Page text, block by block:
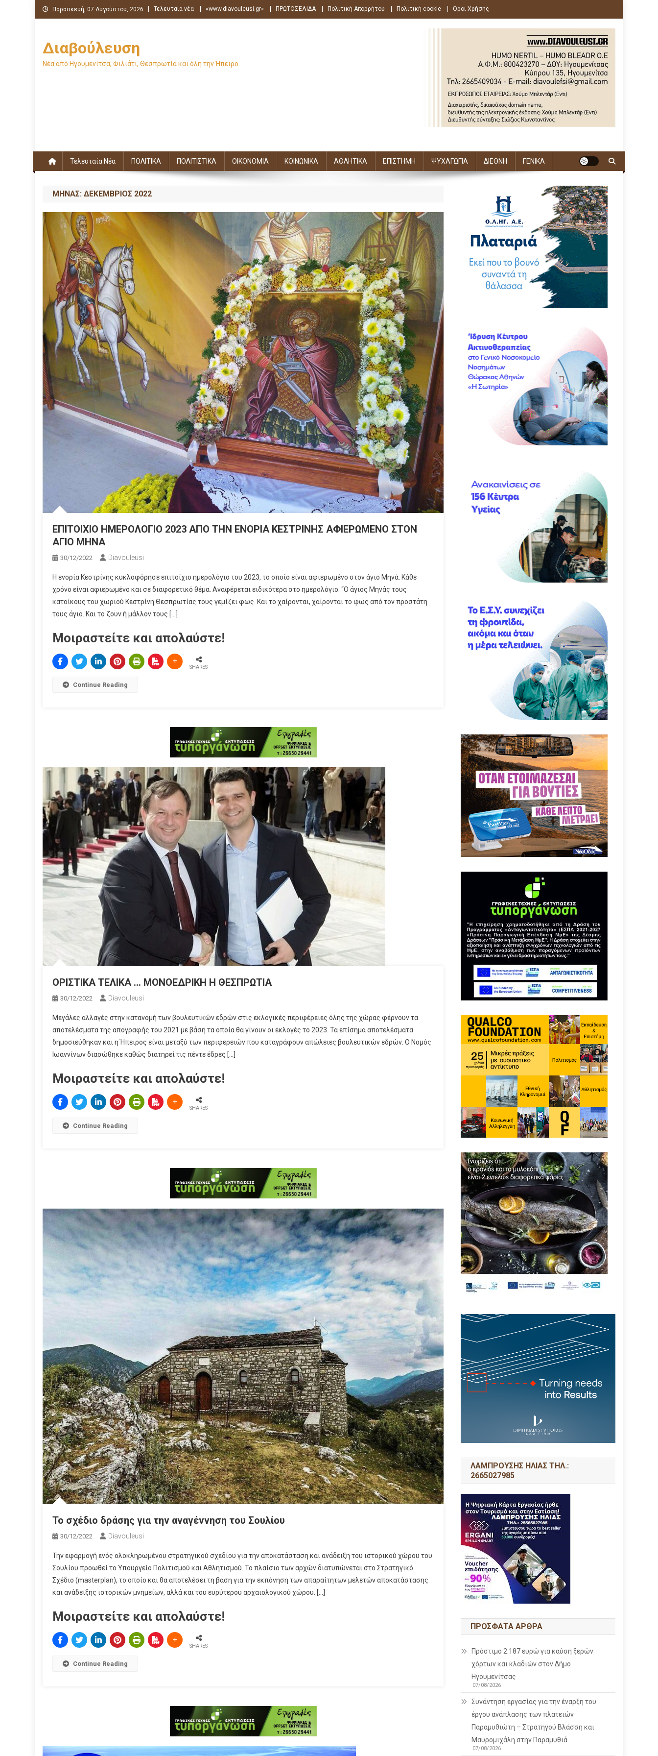
Μεταπηδήστε
στο
Παρασκευή, 07 Αυγούστου, 2026 Τελευταία νέα «www.diavouleusi.gr» ΠΡΩΤΟΣΕΛΙΔΑ Πολιτική Απορρήτου Πολιτική cookie Όροι Χρήσης
Διαβούλευση
Νέα από Ηγουμενίτσα, Φιλιάτι, Θεσπρωτία και όλη την Ήπειρο.
Τελευταία Νέα ΠΟΛΙΤΙΚΑ ΠΟΛΙΤΙΣΤΙΚΑ ΟΙΚΟΝΟΜΙΑ ΚΟΙΝΩΝΙΚΑ ΑΘΛΗΤΙΚΑ ΕΠΙΣΤΗΜΗ ΨΥΧΑΓΩΓΙΑ ΔΙΕΘΝΗ ΓΕΝΙΚΑ
ΜΉΝΑΣ: ΔΕΚΈΜΒΡΙΟΣ 2022
ΕΠΙΤΟΙΧΙΟ ΗΜΕΡΟΛΟΓΙΟ 2023 ΑΠΟ ΤΗΝ ΕΝΟΡΙΑ ΚΕΣΤΡΙΝΗΣ ΑΦΙΕΡΩΜΕΝΟ ΣΤΟΝ
ΑΓΙΟ ΜΗΝΑ
30/12/2022 Diavouleusi
Η ενορία Κεστρίνης κυκλοφόρησε επιτοίχιο ημερολόγιο του 2023, το οποίο είναι αφιερωμένο στον άγιο Μηνά. Κάθε
χρόνο είναι αφιερωμένο και σε διαφορετικό θέμα. Αναφέρεται ειδικότερα στο ημερολόγιο: “Ο άγιος Μηνάς τους
κατοίκους του χωριού Κεστρίνη Θεσπρωτίας τους γεμίζει φως. Και το χαίρονται, χαίρονται το φως από τον προστάτη
τους άγιο. Και το ζουν ή μάλλον τους […]
Μοιραστείτε και απολαύστε!
SHARES
Continue Reading
ΟΡΙΣΤΙΚΑ ΤΕΛΙΚΑ … ΜΟΝΟΕΔΡΙΚΗ H ΘΕΣΠΡΩΤΙΑ
30/12/2022 Diavouleusi
Μεγάλες αλλαγές στην κατανομή των βουλευτικών εδρών στις εκλογικές περιφέρειες όλης της χώρας φέρνουν τα
αποτελέσματα της απογραφής του 2021 με βάση τα οποία θα γίνουν οι εκλογές το 2023. Τα επίσημα αποτελέσματα
δημοσιεύθηκαν και η Ήπειρος είναι μεταξύ των περιφερειών που καταγράφουν απώλειες βουλευτικών εδρών. Ο Νομός
Ιωαννίνων διασώθηκε καθώς διατηρεί τις πέντε έδρες […]
Μοιραστείτε και απολαύστε!
SHARES
Continue Reading
Το σχέδιο δράσης για την αναγέννηση του Σουλίου
30/12/2022 Diavouleusi
Την εφαρμογή ενός ολοκληρωμένου στρατηγικού σχεδίου για την αποκατάσταση και ανάδειξη του ιστορικού χώρου του
Σουλίου προωθεί το Υπουργείο Πολιτισμού και Αθλητισμού. Το πλαίσιο των αρχών διατυπώνεται στο Στρατηγικό
Σχέδιο (masterplan), το οποίο και θα αποτελέσει τη βάση για την εκπόνηση των απαραίτητων μελετών αποκατάστασης
και ανάδειξης ιστορικών μνημείων, αλλά και του ευρύτερου αρχαιολογικού χώρου. […]
Μοιραστείτε και απολαύστε!
SHARES
Continue Reading
ΛΑΜΠΡΟΥΣΗΣ ΗΛΙΑΣ ΤΗΛ.:
2665027985
ΠΡΌΣΦΑΤΑ ΆΡΘΡΑ
Πρόστιμο 2.187 ευρώ για καύση ξερών
χόρτων και κλαδιών στον Δήμο
Ηγουμενίτσας
07/08/2026
Συνάντηση εργασίας για την έναρξη του
έργου ανάπλασης των πλατειών
Παραμυθιώτη – Στρατηγού Βλάσση και
Μαυρομιχάλη στην Παραμυθιά
07/08/2026